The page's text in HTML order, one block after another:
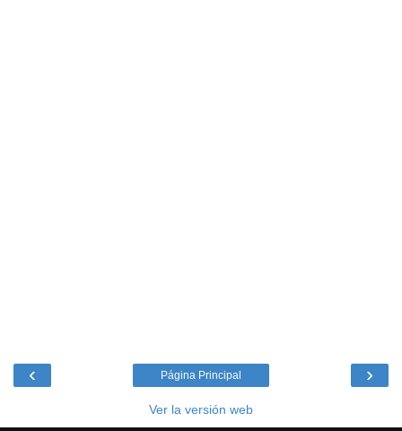
‹ ›
Página Principal
Ver la versión web